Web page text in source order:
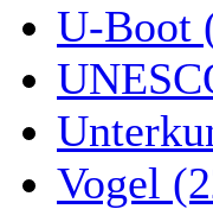
U-Boot
Vogel